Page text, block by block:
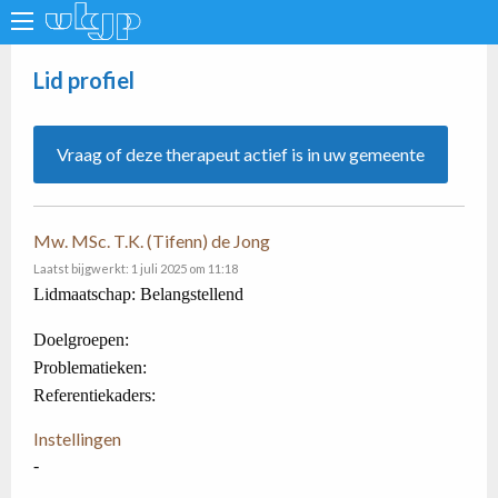
Lid profiel
Vraag of deze therapeut actief is in uw gemeente
Mw. MSc. T.K. (Tifenn) de Jong
Laatst bijgwerkt: 1 juli 2025 om 11:18
Lidmaatschap: Belangstellend
Doelgroepen:
Problematieken:
Referentiekaders:
Instellingen
-